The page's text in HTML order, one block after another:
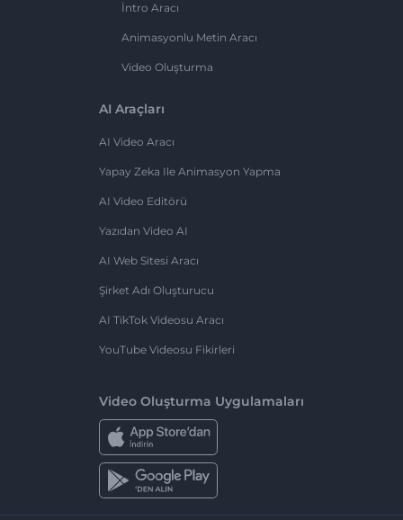
İntro Aracı
Animasyonlu Metin Aracı
Video Oluşturma
AI Araçları
AI Video Aracı
Yapay Zeka Ile Animasyon Yapma
AI Video Editörü
Yazıdan Video AI
AI Web Sitesi Aracı
Şirket Adı Oluşturucu
AI TikTok Videosu Aracı
YouTube Videosu Fikirleri
Video Oluşturma Uygulamaları